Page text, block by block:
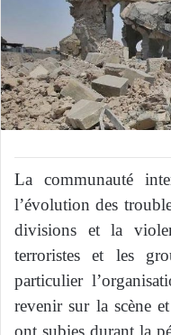
La communauté
l’évolution des
divisions et la
terroristes et les
particulier
revenir sur la scène